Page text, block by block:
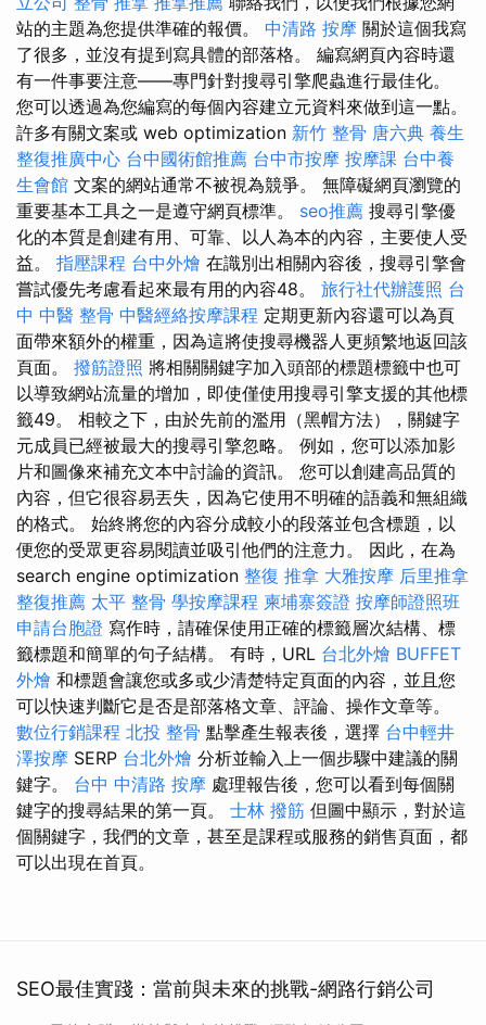
站的主題為您提供準確的報價。 中清路 按摩 關於這個我寫
了很多，並沒有提到寫具體的部落格。 編寫網頁內容時還
有一件事要注意——專門針對搜尋引擎爬蟲進行最佳化。
您可以透過為您編寫的每個內容建立元資料來做到這一點。
許多有關文案或 web optimization 新竹 整骨 唐六典 養生
整復推廣中心 台中國術館推薦 台中市按摩 按摩課 台中養
生會館 文案的網站通常不被視為競爭。 無障礙網頁瀏覽的
重要基本工具之一是遵守網頁標準。 seo推薦 搜尋引擎優
化的本質是創建有用、可靠、以人為本的內容，主要使人受
益。 指壓課程 台中外燴 在識別出相關內容後，搜尋引擎會
嘗試優先考慮看起來最有用的內容48。 旅行社代辦護照 台
中 中醫 整骨 中醫經絡按摩課程 定期更新內容還可以為頁
面帶來額外的權重，因為這將使搜尋機器人更頻繁地返回該
頁面。 撥筋證照 將相關關鍵字加入頭部的標題標籤中也可
以導致網站流量的增加，即使僅使用搜尋引擎支援的其他標
籤49。 相較之下，由於先前的濫用（黑帽方法），關鍵字
元成員已經被最大的搜尋引擎忽略。 例如，您可以添加影
片和圖像來補充文本中討論的資訊。 您可以創建高品質的
內容，但它很容易丟失，因為它使用不明確的語義和無組織
的格式。 始終將您的內容分成較小的段落並包含標題，以
便您的受眾更容易閱讀並吸引他們的注意力。 因此，在為
search engine optimization 整復 推拿 大雅按摩 后里推拿
整復推薦 太平 整骨 學按摩課程 柬埔寨簽證 按摩師證照班
申請台胞證 寫作時，請確保使用正確的標籤層次結構、標
籤標題和簡單的句子結構。 有時，URL 台北外燴 BUFFET
外燴 和標題會讓您或多或少清楚特定頁面的內容，並且您
可以快速判斷它是否是部落格文章、評論、操作文章等。
數位行銷課程 北投 整骨 點擊產生報表後，選擇 台中輕井
澤按摩 SERP 台北外燴 分析並輸入上一個步驟中建議的關
鍵字。 台中 中清路 按摩 處理報告後，您可以看到每個關
鍵字的搜尋結果的第一頁。 士林 撥筋 但圖中顯示，對於這
個關鍵字，我們的文章，甚至是課程或服務的銷售頁面，都
可以出現在首頁。
SEO最佳實踐：當前與未來的挑戰-網路行銷公司